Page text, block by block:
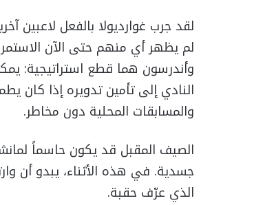
لقد جرب غوارديولا بالفعل لاعبين
لم يظهر أي منهم حتى الآن
وأندرسون هما قطع استراتيجية:
النادي إلى تأمين تدويره إذا كان
والمسابقات المحلية دون مخاطر.
الصيف المقبل قد يكون حاسماً
جسدية. في هذه الأثناء، يبدو أن
الذي عرّف حقبة.